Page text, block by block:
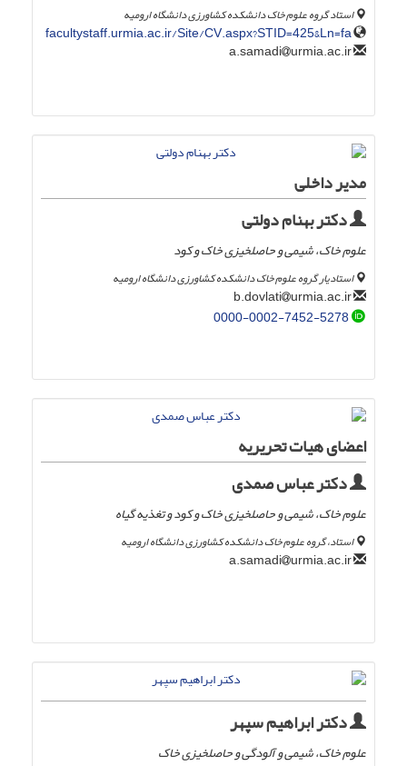
استاد گروه علوم خاک دانشکده کشاورزی دانشگاه ارومیه
facultystaff.urmia.ac.ir/Site/CV.aspx?STID=425&Ln=fa
urmia.ac.ir
مدیر داخلی
دکتر بهنام دولتی
علوم خاک، شیمی و حاصلخیزی خاک و کود
استادیار گروه علوم خاک دانشکده کشاورزی دانشگاه ارومیه
urmia.ac.ir
0000-0002-7452-5278
اعضای هیات تحریریه
دکتر عباس صمدی
علوم خاک، شیمی و حاصلخیزی خاک و کود و تغذیه گیاه
استاد، گروه علوم خاک دانشکده کشاورزی دانشگاه ارومیه
urmia.ac.ir
دکتر ابراهیم سپهر
علوم خاک، شیمی و آلودگی و حاصلخیزی خاک